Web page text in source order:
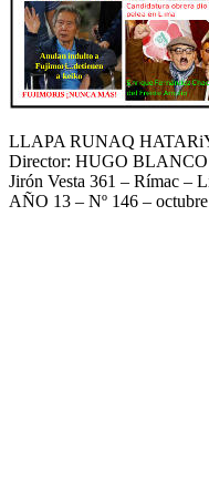
LLAPA RUNAQ
Director: HUGO BLANCO
Jirón Vesta 361 – Rímac –
AÑO 13 – Nº 146 –